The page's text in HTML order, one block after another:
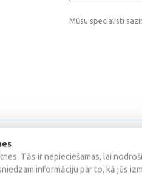
Mūsu specialisti
Tās ir nepieciešamas, lai
informāciju par to, kā jūs